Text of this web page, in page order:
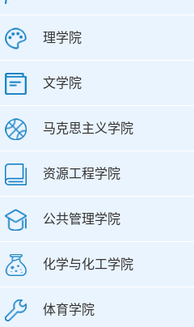
理学院
文学院
马克思主义学院
资源工程学院
公共管理学院
化学与化工学院
体育学院